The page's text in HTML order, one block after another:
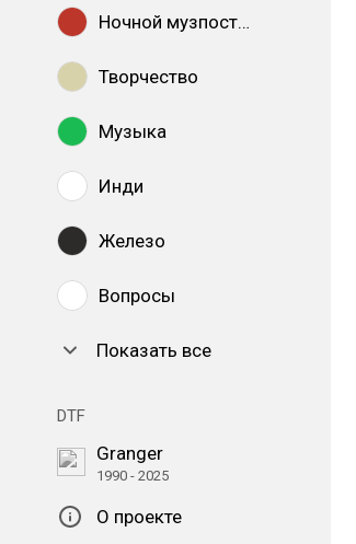
Ночной музпостинг
Творчество
Музыка
Инди
Железо
Вопросы
Показать все
DTF
Granger
1990 - 2025
О проекте